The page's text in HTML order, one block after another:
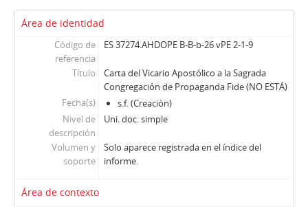
Área de identidad
Código de
referencia
ES 37274.AHDOPE B-B-b-26 vPE 2-1-9
Título
Carta del Vicario Apostólico a la Sagrada
Congregación de Propaganda Fide (NO ESTÁ)
Fecha(s)
s.f. (Creación)
Nivel de
descripción
Uni. doc. simple
Volumen y
soporte
Solo aparece registrada en el índice del
informe.
Área de contexto